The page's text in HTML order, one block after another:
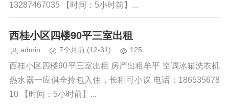
13287467035 【时间：5小时前】...
西桂小区四楼90平三室出租
admin 7个月前 (12-31) 125
西桂小区四楼90平三室出租 房产出租牟平 空调冰箱洗衣机
热水器一应俱全拎包入住，长租可小议 电话：186535678
10 【时间：5小时前】...